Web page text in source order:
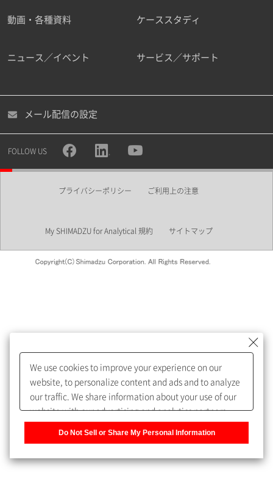
職種
めします。
My SHIMADZU for Analyticalへ登録いただくと、技術情報や
取扱説明書・Webinarなどの閲覧ができます。
うになります。
動画・各種資料 ケーススタディ
ニュース／イベント サービス／サポート
メール配信の設定
FOLLOW US
プライバシーポリシー ご利用上の注意
My SHIMADZU for Analytical 規約 サイトマップ
We use cookies to improve your experience on our
website, to personalize content and ads and to analyze
our traffic. We share information about your use of our
website with our advertising and analytics partners,
Do Not Sell or Share My Personal Information